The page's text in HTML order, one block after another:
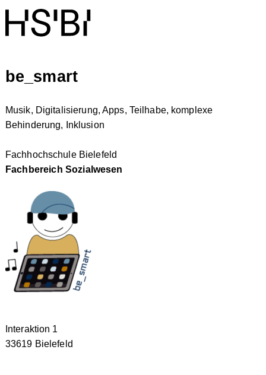
be_smart
Musik, Digitalisierung, Apps, Teilhabe, komplexe
Behinderung, Inklusion
Fachhochschule Bielefeld
Fachbereich Sozialwesen
Interaktion 1
33619 Bielefeld